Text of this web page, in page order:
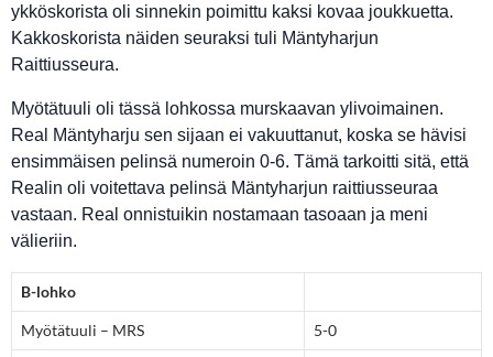
ykköskorista oli sinnekin poimittu kaksi kovaa joukkuetta.
Kakkoskorista näiden seuraksi tuli Mäntyharjun
Raittiusseura.
Myötätuuli oli tässä lohkossa murskaavan ylivoimainen.
Real Mäntyharju sen sijaan ei vakuuttanut, koska se hävisi
ensimmäisen pelinsä numeroin 0-6. Tämä tarkoitti sitä, että
Realin oli voitettava pelinsä Mäntyharjun raittiusseuraa
vastaan. Real onnistuikin nostamaan tasoaan ja meni
välieriin.
B-lohko
Myötätuuli – MRS 5-0